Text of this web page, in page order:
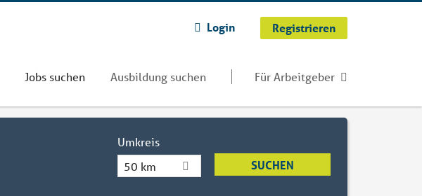
Login Registrieren
Jobs suchen Ausbildung suchen Für Arbeitgeber
Umkreis
50 km